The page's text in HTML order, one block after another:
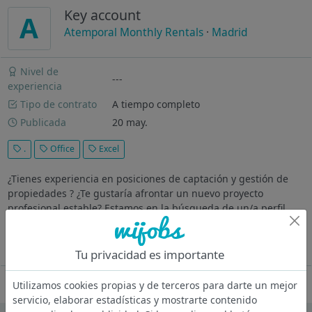
A Key account
Atemporal Monthly Rentals · Madrid
Nivel de
experiencia
---
Tipo de contrato
A tiempo completo
Publicada
20 may.
. Office Excel
¿Tienes experiencia en posiciones de captación y gestión de
propiedades ? ¿Te gustaría afrontar un nuevo proyecto
profesional estable? Estamos en la búsqueda de un/a perfil
Key Account de pisos de alquiler para nuestras oficinas
Oferta desactivada
Tu privacidad es importante
Utilizamos cookies propias y de terceros para darte un mejor
servicio, elaborar estadísticas y mostrarte contenido